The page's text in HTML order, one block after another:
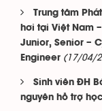
Trung tâm
hơi tại Việt Nam
Junior, Senior –
Engineer (17/04/
Sinh viên ĐH
nguyên hỗ trợ